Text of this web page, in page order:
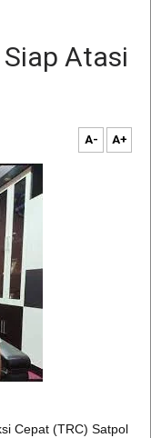
Siap Atasi
A- A+
Cepat (TRC) Satpol